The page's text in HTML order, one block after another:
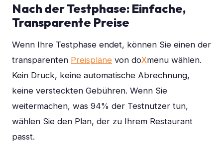
Nach der Testphase: Einfache,
Transparente Preise
Wenn Ihre Testphase endet, können Sie einen der
transparenten Preispläne von doXmenu wählen.
Kein Druck, keine automatische Abrechnung,
keine versteckten Gebühren. Wenn Sie
weitermachen, was 94% der Testnutzer tun,
wählen Sie den Plan, der zu Ihrem Restaurant
passt.